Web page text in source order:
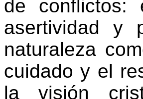
de conflictos:
asertividad y
naturaleza
cuidado y el
la visión